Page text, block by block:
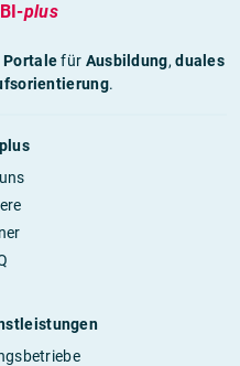
plus
Portalefür Ausbildung,duales
.